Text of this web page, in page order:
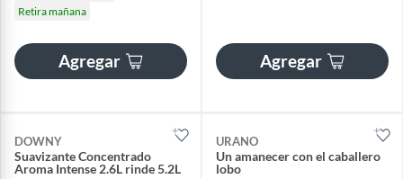
Retira mañana
Agregar Agregar
DOWNY
Suavizante Concentrado
Aroma Intense 2.6L rinde 5.2L
URANO
Un amanecer con el caballero
lobo